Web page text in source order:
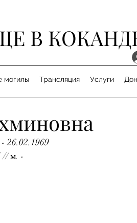
В
могилы Трансляция Услуги
26.02.1969
// м. -